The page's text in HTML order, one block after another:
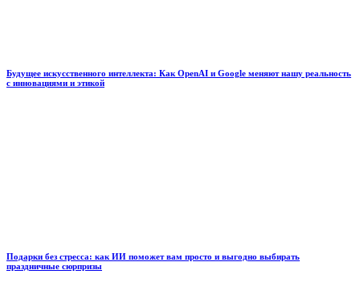
Будущее искусственного интеллекта: Как OpenAI и Google меняют нашу реальность
с инновациями и этикой
Подарки без стресса: как ИИ поможет вам просто и выгодно выбирать
праздничные сюрпризы